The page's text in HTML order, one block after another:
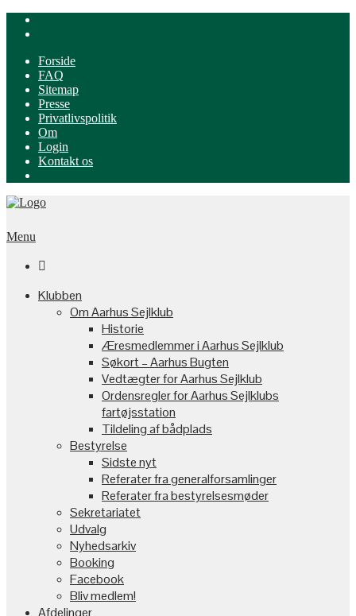
Forside
FAQ
Sitemap
Presse
Privatlivspolitik
Om
Login
Kontakt os
Menu

Klubben
Om Aarhus Sejlklub
Historie
Æresmedlemmer i Aarhus Sejlklub
Søkort – Aarhus Bugten
Vedtægter for Aarhus Sejlklub
Ordensregler for Aarhus Sejlklubs
fartøjsstation
Tildeling af bådplads
Bestyrelse
Sidste nyt
Referater fra generalforsamlinger
Referater fra bestyrelsesmøder
Sekretariatet
Udvalg
Nyhedsarkiv
Booking
Facebook
Bliv medlem!
Afdelinger